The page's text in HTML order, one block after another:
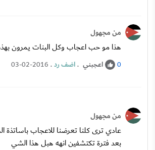
من مجهول
هذا مو حب اعجاب وكل البنات يمرون
0 اعجبني .اضف رد.
03-02-2016
من مجهول
عادي ترى كلنا تعرضنا للاعجاب
بعد فترة تكتشفين انهه هبل هذا الشي